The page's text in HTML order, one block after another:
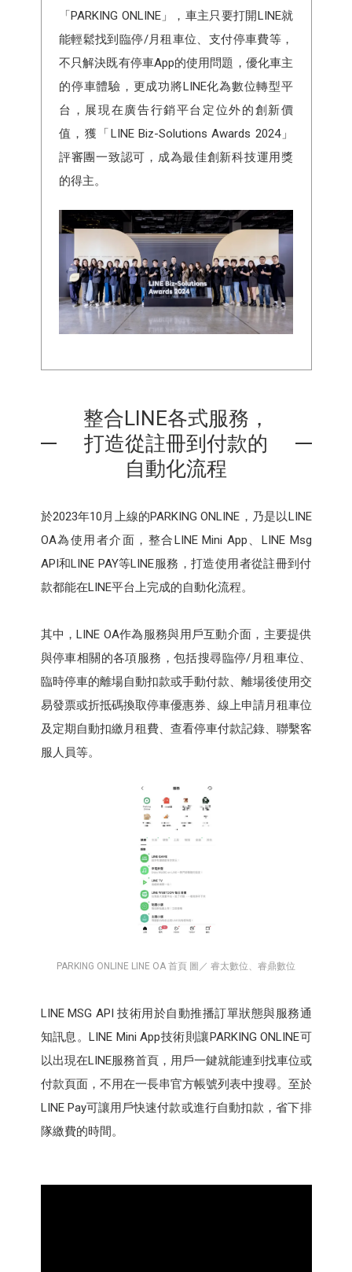
「PARKING ONLINE」，車主只要打開LINE就
能輕鬆找到臨停/月租車位、支付停車費等，
不只解決既有停車App的使用問題，優化車主
的停車體驗，更成功將LINE化為數位轉型平
台，展現在廣告行銷平台定位外的創新價
值，獲「LINE Biz-Solutions Awards 2024」
評審團一致認可，成為最佳創新科技運用獎
的得主。
整合LINE各式服務，
打造從註冊到付款的
自動化流程
於2023年10月上線的PARKING ONLINE，乃是以LINE
OA為使用者介面，整合LINE Mini App、LINE Msg
API和LINE PAY等LINE服務，打造使用者從註冊到付
款都能在LINE平台上完成的自動化流程。
其中，LINE OA作為服務與用戶互動介面，主要提供
與停車相關的各項服務，包括搜尋臨停/月租車位、
臨時停車的離場自動扣款或手動付款、離場後使用交
易發票或折抵碼換取停車優惠券、線上申請月租車位
及定期自動扣繳月租費、查看停車付款記錄、聯繫客
服人員等。
PARKING ONLINE LINE OA 首頁 圖／ 睿太數位、睿鼎數位
LINE MSG API 技術用於自動推播訂單狀態與服務通
知訊息。LINE Mini App技術則讓PARKING ONLINE可
以出現在LINE服務首頁，用戶一鍵就能連到找車位或
付款頁面，不用在一長串官方帳號列表中搜尋。至於
LINE Pay可讓用戶快速付款或進行自動扣款，省下排
隊繳費的時間。